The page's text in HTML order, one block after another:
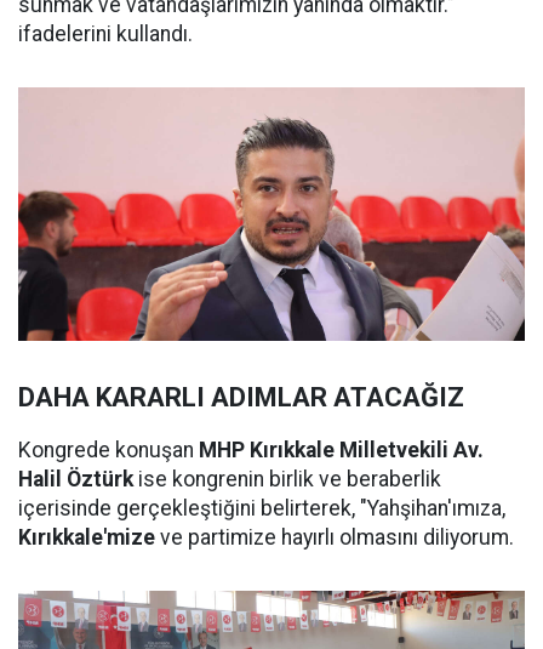
sunmak ve vatandaşlarımızın yanında olmaktır."
ifadelerini kullandı.
DAHA KARARLI ADIMLAR ATACAĞIZ
Kongrede konuşan MHP Kırıkkale Milletvekili Av.
Halil Öztürkise kongrenin birlik ve beraberlik
içerisinde gerçekleştiğini belirterek, "Yahşihan'ımıza,
Kırıkkale'mize ve partimize hayırlı olmasını diliyorum.